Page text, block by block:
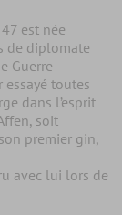
est née
de diplomate
Guerre
toutes
dans l’esprit
soit
premier gin,
avec lui lors de